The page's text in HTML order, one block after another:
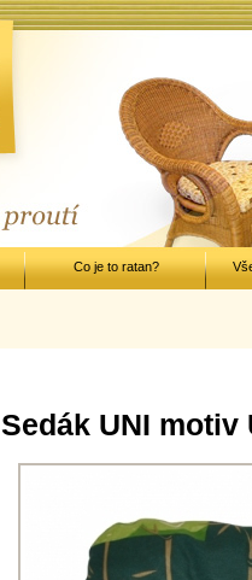
Sedák UNI motiv
Co je to ratan?